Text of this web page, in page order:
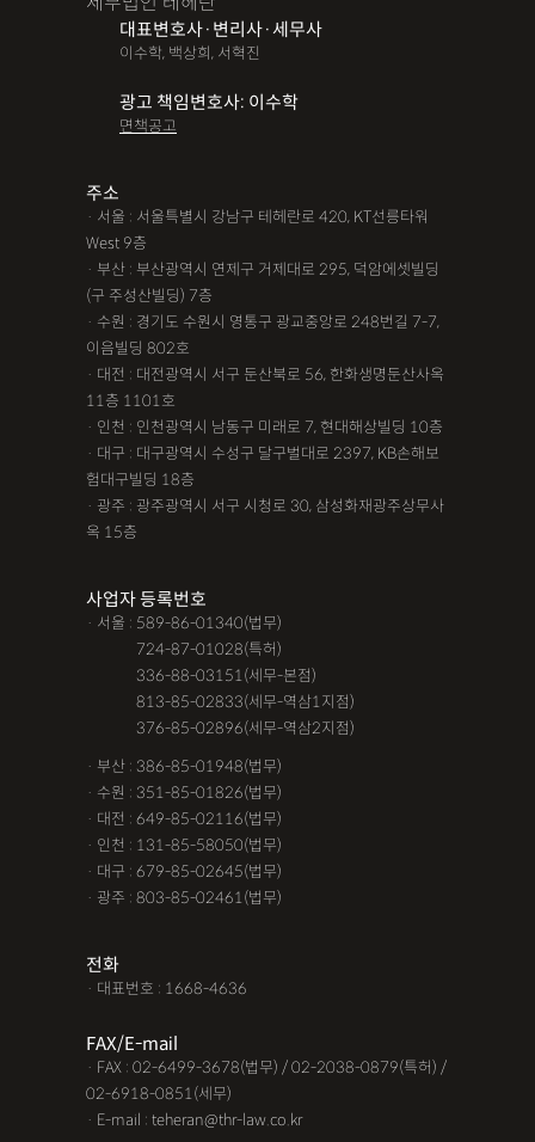
대표변호사·변리사·세무사
이수학, 백상희, 서혁진
광고 책임변호사: 이수학
면책공고
주소
· 서울 : 서울특별시 강남구 테헤란로 420, KT선릉타워
West 9층
· 부산 : 부산광역시 연제구 거제대로 295, 덕암에셋빌딩
(구 주성산빌딩) 7층
· 수원 : 경기도 수원시 영통구 광교중앙로 248번길 7-7,
이음빌딩 802호
· 대전 : 대전광역시 서구 둔산북로 56, 한화생명둔산사옥
11층 1101호
· 인천 : 인천광역시 남동구 미래로 7, 현대해상빌딩 10층
· 대구 : 대구광역시 수성구 달구벌대로 2397, KB손해보
험대구빌딩 18층
· 광주 : 광주광역시 서구 시청로 30, 삼성화재광주상무사
옥 15층
사업자 등록번호
· 서울 : 589-86-01340(법무)
724-87-01028(특허)
336-88-03151(세무-본점)
813-85-02833(세무-역삼1지점)
376-85-02896(세무-역삼2지점)
· 부산 : 386-85-01948(법무)
· 수원 : 351-85-01826(법무)
· 대전 : 649-85-02116(법무)
· 인천 : 131-85-58050(법무)
· 대구 : 679-85-02645(법무)
· 광주 : 803-85-02461(법무)
전화
· 대표번호 : 1668-4636
FAX/E-mail
· FAX : 02-6499-3678(법무) / 02-2038-0879(특허) /
02-6918-0851(세무)
· E-mail : teheran@thr-law.co.kr